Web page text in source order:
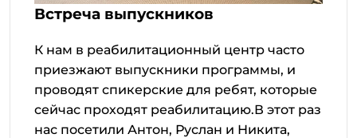
Встреча выпускников
К нам в реабилитационный центр часто
приезжают выпускники программы, и
проводят спикерские для ребят, которые
сейчас проходят реабилитацию.В этот раз
нас посетили Антон, Руслан и Никита,